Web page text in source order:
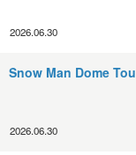
2026.06.30
Snow Man Dome
2026.06.30